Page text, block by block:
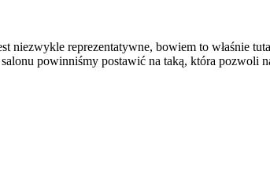
reprezentatywne, bowiem to właśnie
powinniśmy postawić na taką, która pozwoli